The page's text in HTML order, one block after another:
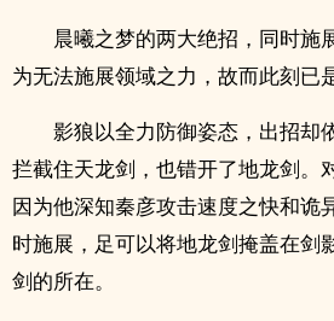
晨曦之梦的两大绝招，同时施
为无法施展领域之力，故而此刻已
影狼以全力防御姿态，出招却
拦截住天龙剑，也错开了地龙剑。
因为他深知秦彦攻击速度之快和诡
时施展，足可以将地龙剑掩盖在剑
剑的所在。